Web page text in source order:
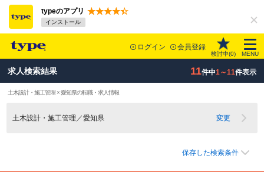
typeのアプリ
インストール
ログイン 会員登録
検討中(0) MENU
求人検索結果 11件中1～11件表示
土木設計・施工管理 × 愛知県の転職・求人情報
土木設計・施工管理／愛知県 変更
保存した検索条件